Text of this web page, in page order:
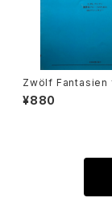
Zwölf Fantasien
öten ohne Bass BÄRENREI
TER URTEXT【著
¥880